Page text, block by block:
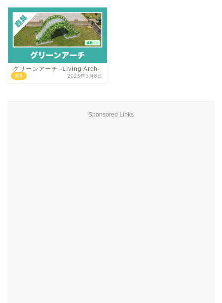
庭具
グリーンアーチ -Living Arch-
2023年5月8日
Sponsored Links